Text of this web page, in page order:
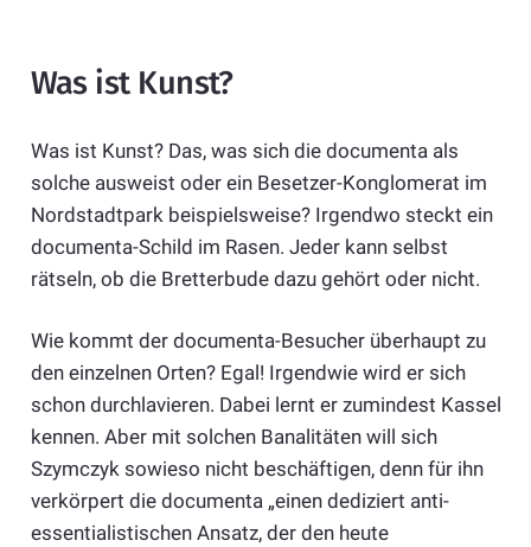
Was ist Kunst?
Was ist Kunst? Das, was sich die documenta als
solche ausweist oder ein Besetzer-Konglomerat im
Nordstadtpark beispielsweise? Irgendwo steckt ein
documenta-Schild im Rasen. Jeder kann selbst
rätseln, ob die Bretterbude dazu gehört oder nicht.
Wie kommt der documenta-Besucher überhaupt zu
den einzelnen Orten? Egal! Irgendwie wird er sich
schon durchlavieren. Dabei lernt er zumindest Kassel
kennen. Aber mit solchen Banalitäten will sich
Szymczyk sowieso nicht beschäftigen, denn für ihn
verkörpert die documenta „einen dediziert anti-
essentialistischen Ansatz, der den heute